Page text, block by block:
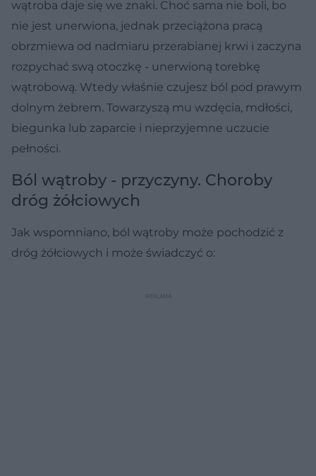
wątroba daje się we znaki. Choć sama nie boli, bo
nie jest unerwiona, jednak przeciążona pracą
obrzmiewa od nadmiaru przerabianej krwi i zaczyna
rozpychać swą otoczkę - unerwioną torebkę
wątrobową. Wtedy właśnie czujesz ból pod prawym
dolnym żebrem. Towarzyszą mu wzdęcia, mdłości,
biegunka lub zaparcie i nieprzyjemne uczucie
pełności.
Ból wątroby - przyczyny. Choroby
dróg żółciowych
Jak wspomniano, ból wątroby może pochodzić z
dróg żółciowych i może świadczyć o: